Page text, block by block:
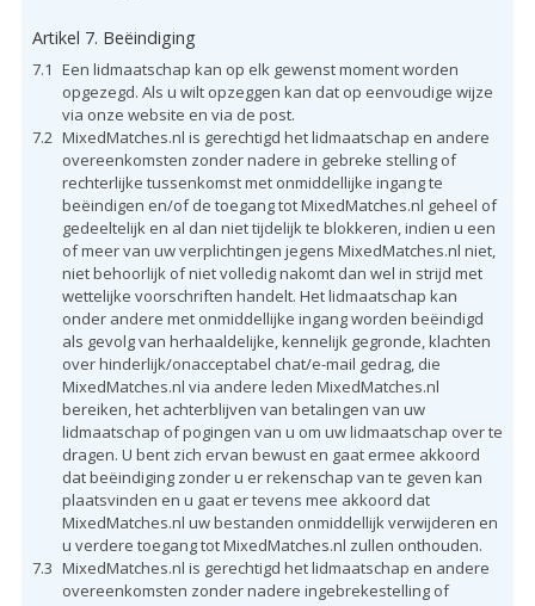
Artikel 7. Beëindiging
7.1 Een lidmaatschap kan op elk gewenst moment worden
opgezegd. Als u wilt opzeggen kan dat op eenvoudige wijze
via onze website en via de post.
7.2 MixedMatches.nl is gerechtigd het lidmaatschap en andere
overeenkomsten zonder nadere in gebreke stelling of
rechterlijke tussenkomst met onmiddellijke ingang te
beëindigen en/of de toegang tot MixedMatches.nl geheel of
gedeeltelijk en al dan niet tijdelijk te blokkeren, indien u een
of meer van uw verplichtingen jegens MixedMatches.nl niet,
niet behoorlijk of niet volledig nakomt dan wel in strijd met
wettelijke voorschriften handelt. Het lidmaatschap kan
onder andere met onmiddellijke ingang worden beëindigd
als gevolg van herhaaldelijke, kennelijk gegronde, klachten
over hinderlijk/onacceptabel chat/e-mail gedrag, die
MixedMatches.nl via andere leden MixedMatches.nl
bereiken, het achterblijven van betalingen van uw
lidmaatschap of pogingen van u om uw lidmaatschap over te
dragen. U bent zich ervan bewust en gaat ermee akkoord
dat beëindiging zonder u er rekenschap van te geven kan
plaatsvinden en u gaat er tevens mee akkoord dat
MixedMatches.nl uw bestanden onmiddellijk verwijderen en
u verdere toegang tot MixedMatches.nl zullen onthouden.
7.3 MixedMatches.nl is gerechtigd het lidmaatschap en andere
overeenkomsten zonder nadere ingebrekestelling of